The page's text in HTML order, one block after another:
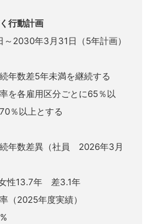
行動計画
2030年3月31日（5年計画）
年数差5年未満を継続する
を各雇用区分ごとに65％以
％以上とする
続年数差異（社員 2026年3月
性13.7年 差3.1年
（2025年度実績）